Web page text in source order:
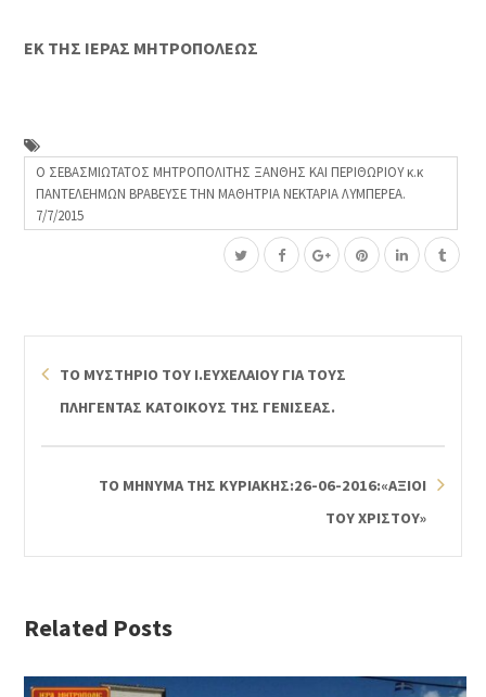
ΕΚ ΤΗΣ ΙΕΡΑΣ ΜΗΤΡΟΠΟΛΕΩΣ
Ο ΣΕΒΑΣΜΙΩΤΑΤΟΣ ΜΗΤΡΟΠΟΛΙΤΗΣ ΞΑΝΘΗΣ ΚΑΙ ΠΕΡΙΘΩΡΙΟΥ κ.κ
ΠΑΝΤΕΛΕΗΜΩΝ ΒΡΑΒΕΥΣΕ ΤΗΝ ΜΑΘΗΤΡΙΑ ΝΕΚΤΑΡΙΑ ΛΥΜΠΕΡΕΑ.
7/7/2015
ΤΟ ΜΥΣΤΗΡΙΟ ΤΟΥ Ι.ΕΥΧΕΛΑΙΟΥ ΓΙΑ ΤΟΥΣ
ΠΛΗΓΕΝΤΑΣ ΚΑΤΟΙΚΟΥΣ ΤΗΣ ΓΕΝΙΣΕΑΣ.
ΤΟ ΜΗΝΥΜΑ ΤΗΣ ΚΥΡΙΑΚΗΣ:26-06-2016:«ΑΞΙΟΙ
ΤΟΥ ΧΡΙΣΤΟΥ»
Related Posts